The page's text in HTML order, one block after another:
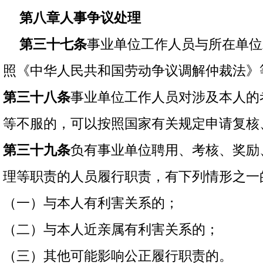
第八章人事争议处理
第三十七条事业单位工作人员与所在单
照《中华人民共和国劳动争议调解仲裁法
第三十八条事业单位工作人员对涉及本人
等不服的，可以按照国家有关规定申请复
第三十九条负有事业单位聘用、考核、奖
理等职责的人员履行职责，有下列情形之
（一）与本人有利害关系的；
（二）与本人近亲属有利害关系的；
（三）其他可能影响公正履行职责的。